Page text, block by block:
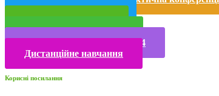
Конкурси та олімпіади 2024
Дистанційне навчання
Корисні посилання